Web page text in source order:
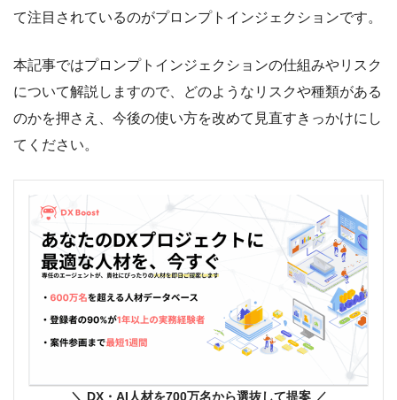
て注目されているのがプロンプトインジェクションです。
本記事ではプロンプトインジェクションの仕組みやリスク
について解説しますので、どのようなリスクや種類がある
のかを押さえ、今後の使い方を改めて見直すきっかけにし
てください。
＼ DX・AI人材を700万名から選抜して提案／